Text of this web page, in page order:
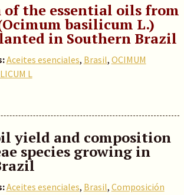
the essential oils from
basilicum L.)
in Southern Brazil
Aceites esenciales, Brasil, OCIMUM
L
yield and composition
species growing in
Aceites esenciales, Brasil, Composición